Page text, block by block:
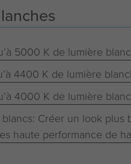
5000 K de lumière
4400 K de lumière
4000 K de lumière
Créer un look
haute performance de